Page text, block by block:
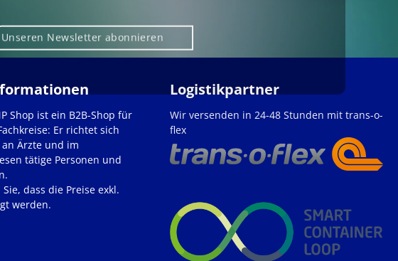
Unseren Newsletter abonnieren
Shop ist ein B2B-Shop für
Er richtet sich
Ärzte und im
tätige Personen und
dass die Preise exkl.
werden.
Logistikpartner
Wir versenden in 24-48 Stunden mit trans-o-
flex